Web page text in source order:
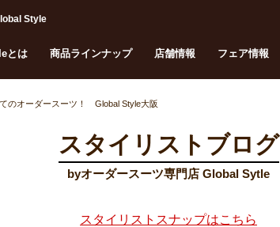
Style
とは 商品ラインナップ 店舗情報 フェア情報
のオーダースーツ！ Global Style大阪
スタイリストブログ
byオーダースーツ専門店 Global Sytle
スタイリストスナップはこちら